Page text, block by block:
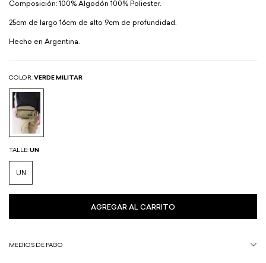
Composición: 100% Algodón 100% Poliester.
25cm de largo 16cm de alto 9cm de profundidad.
Hecho en Argentina.
COLOR:VERDE MILITAR
TALLE:UN
UN
MEDIOS DE PAGO